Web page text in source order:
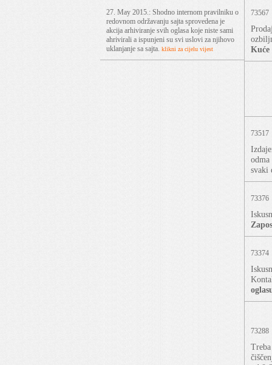
27. May 2015.: Shodno internom pravilniku o
redovnom održavanju sajta sprovedena je
akcija arhiviranje svih oglasa koje niste sami
ahrivirali a ispunjeni su svi uslovi za njihovo
uklanjanje sa sajta. klikni za cijelu vijest
73567
Kuće
73517
svaki
73376
73374
73288